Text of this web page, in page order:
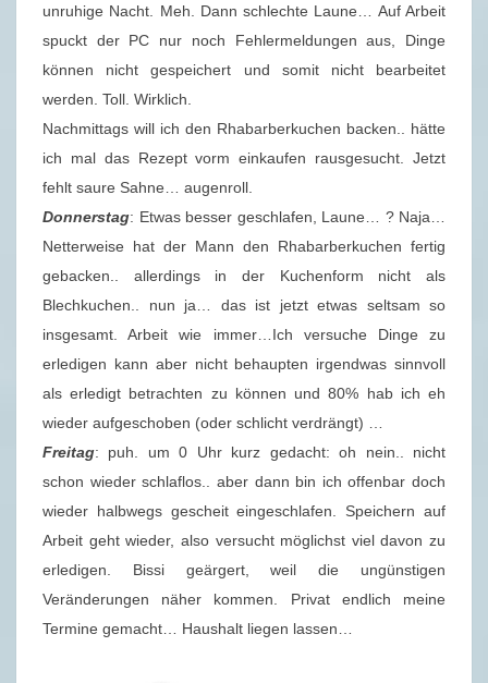
unruhige Nacht. Meh. Dann schlechte Laune… Auf Arbeit
spuckt der PC nur noch Fehlermeldungen aus, Dinge
können nicht gespeichert und somit nicht bearbeitet
werden. Toll. Wirklich.
Nachmittags will ich den Rhabarberkuchen backen.. hätte
ich mal das Rezept vorm einkaufen rausgesucht. Jetzt
fehlt saure Sahne… augenroll.
Donnerstag: Etwas besser geschlafen, Laune… ? Naja…
Netterweise hat der Mann den Rhabarberkuchen fertig
gebacken.. allerdings in der Kuchenform nicht als
Blechkuchen.. nun ja… das ist jetzt etwas seltsam so
insgesamt. Arbeit wie immer…Ich versuche Dinge zu
erledigen kann aber nicht behaupten irgendwas sinnvoll
als erledigt betrachten zu können und 80% hab ich eh
wieder aufgeschoben (oder schlicht verdrängt) …
Freitag: puh. um 0 Uhr kurz gedacht: oh nein.. nicht
schon wieder schlaflos.. aber dann bin ich offenbar doch
wieder halbwegs gescheit eingeschlafen. Speichern auf
Arbeit geht wieder, also versucht möglichst viel davon zu
erledigen. Bissi geärgert, weil die ungünstigen
Veränderungen näher kommen. Privat endlich meine
Termine gemacht… Haushalt liegen lassen…